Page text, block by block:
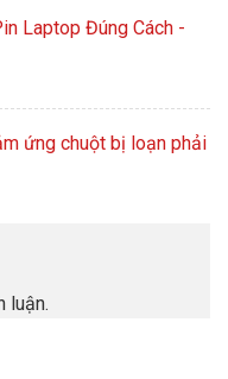
Laptop Đúng Cách -
ứng chuột bị loạn phải
luận.